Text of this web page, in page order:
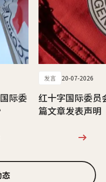
际委
发言 20-07-2026
红十字国际委员
篇文章发表声明